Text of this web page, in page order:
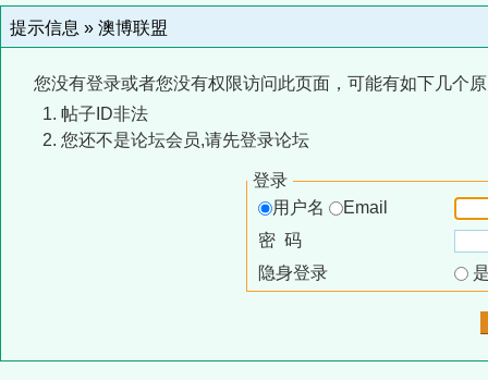
提示信息 » 澳博联盟
您没有登录或者您没有权限访问此页面，可能有如下几个
帖子ID非法
您还不是论坛会员,请先登录论坛
登录
用户名
Email
密 码
隐身登录